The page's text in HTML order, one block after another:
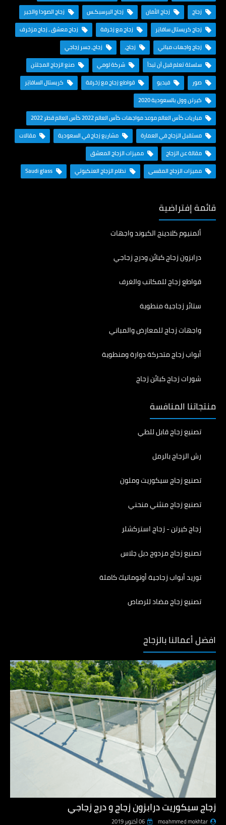
زجاج
زجاج الأمان زجاج البرسبكـس
زجاج الصودا والجير
زجاج كريستال سافايَر
زجاج مع زخرفة
زجاج معشق ، زجاج مزخرف
زجاج واجهات مباني
زجاج،
زجاج، جسر زجاجي
سلسلة تعلم قبل أن تبدأ
شركة لومي
صنع الزجاج المجلتن
صور
فيديو قواطع زجاج مع زخرفة
كريستال السافايَر
كيرتن وول بالسعودية 2020
مباريات كأس العالم موعد مواجهات كأس العالم 2022 كأس العالم قطر 2022
مستقبل الزجاج في العمارة
مشاريع زجاج في السعودية
مقالات
مقالة عن الزجاج
مميزات الزجاج المعشق
مميزات الزجاج المقسى
نظام الزجاج العنكبوتي
قائمة إفتراضية
ألمنيوم كلادينج الكبوند واجهات
درابزون زجاج كبائن ودرج زجاجي
قواطع زجاج للمكاتب والغرف
ستائر زجاجية منطوية
واجهات زجاج للمعارض والمباني
أبواب زجاج متحركة دوارة ومنطوية
شورات زجاج كبائن زجاج
منتجاتنا المنافسة
تصنيع زجاج قابل للطي
رش الزجاج بالرمل
تصنيع زجاج سيكوريت وملون
تصنيع زجاج منثني منحني
زجاج كيرتن - زجاج استركشلر
تصنيع زجاج مزدوج دبل جلاس
توريد أبواب زجاجية أوتوماتيك كاملة
تصنيع زجاج مضاد للرصاص
افضل أعمالنا بالزجاج
زجاج سيكوريت درابزون زجاج و درج زجاجي
moahmmed mokhtar 06 أكتوبر 2019